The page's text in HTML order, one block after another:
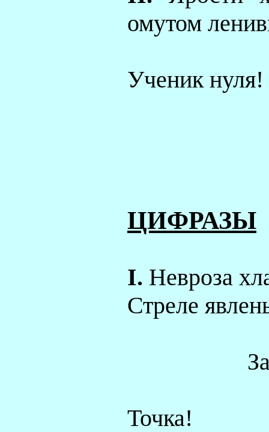
омутом
Ученик нуля!
ЦИФРАЗЫ
I. Невроза
Стреле
Точка!